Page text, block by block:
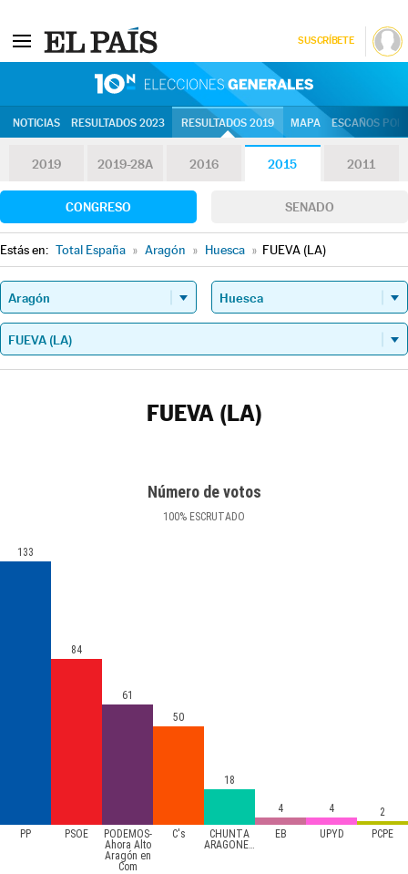
SUSCRÍBETE
NOTICIAS RESULTADOS 2023 RESULTADOS 2019 MAPA ESCAÑOS
2019 2019-28A 2016 2015 2011
CONGRESO SENADO
Estás en: Total España » Aragón » Huesca » FUEVA (LA)
FUEVA (LA)
Número de votos
100% ESCRUTADO
PP PSOE
PODEMOS-
Ahora Alto
Aragón en
Com
C's
CHUNTA
ARAGONESIST
EB UPYD PCPE
133
84
61
50
18
4 4 2